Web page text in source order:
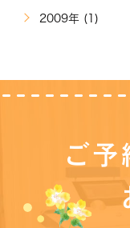
2009年 (1)
ご予